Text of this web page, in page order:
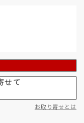
せて
お取り寄せとは